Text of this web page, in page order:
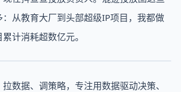
从教育大厂到头部超级IP项目，我都做
计消耗超数亿元。
数据、调策略，专注用数据驱动决策、